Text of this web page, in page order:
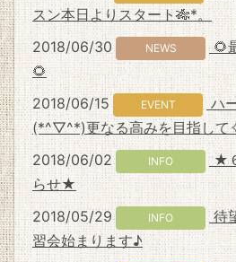
スン本日よりスタート🎋*。
2018/06/30
NEWS
🌻
🌻
2018/06/15
EVENT
ハ
(*^▽^*)更なる高みを目指して
2018/06/02
INFO
★
らせ★
2018/05/29
INFO
待
習会始まります♪